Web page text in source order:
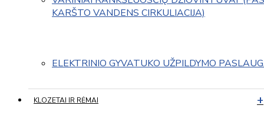
KARŠTO VANDENS CIRKULIACIJA)
ELEKTRINIO GYVATUKO UŽPILDYMO
KLOZETAI IR RĖMAI